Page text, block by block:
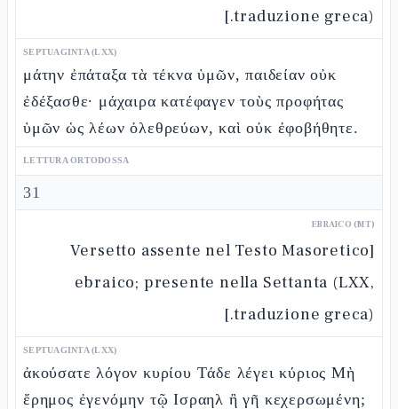
traduzione greca).]
SEPTUAGINTA (LXX)
μάτην ἐπάταξα τὰ τέκνα ὑμῶν, παιδείαν οὐκ
ἐδέξασθε· μάχαιρα κατέφαγεν τοὺς προφήτας
ὑμῶν ὡς λέων ὀλεθρεύων, καὶ οὐκ ἐφοβήθητε.
LETTURA ORTODOSSA
31
EBRAICO (MT)
[Versetto assente nel Testo Masoretico
ebraico; presente nella Settanta (LXX,
traduzione greca).]
SEPTUAGINTA (LXX)
ἀκούσατε λόγον κυρίου Τάδε λέγει κύριος Μὴ
ἔρημος ἐγενόμην τῷ Ισραηλ ἢ γῆ κεχερσωμένη;